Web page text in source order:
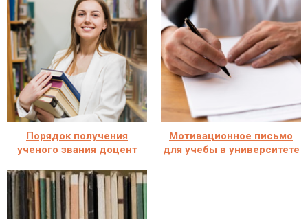
Порядок получения
ученого звания доцент
Мотивационное письмо
для учебы в университете